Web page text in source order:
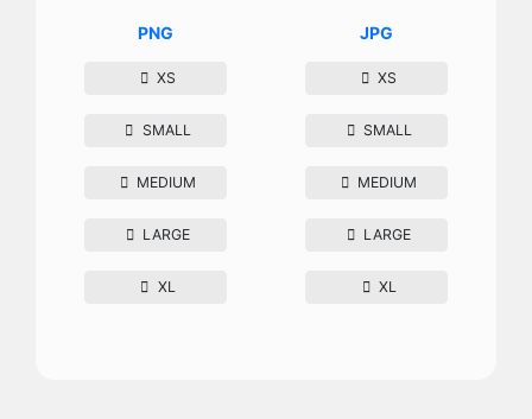
PNG
XS
SMALL
MEDIUM
LARGE
XL
JPG
XS
SMALL
MEDIUM
LARGE
XL